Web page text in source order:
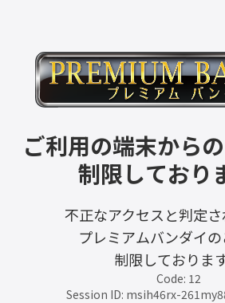
ご利用の端末から
制限しており
不正なアクセスと判定さ
プレミアムバンダイ
制限しております
Code: 12
Session ID: msih46rx-